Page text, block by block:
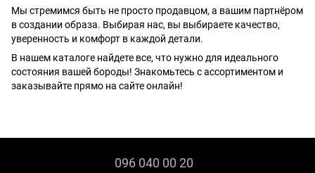
Мы стремимся быть не просто продавцом, а вашим партнёром
в создании образа. Выбирая нас, вы выбираете качество,
уверенность и комфорт в каждой детали.
В нашем каталоге найдете все, что нужно для идеального
состояния вашей бороды! Знакомьтесь с ассортиментом и
заказывайте прямо на сайте онлайн!
096 040 00 20